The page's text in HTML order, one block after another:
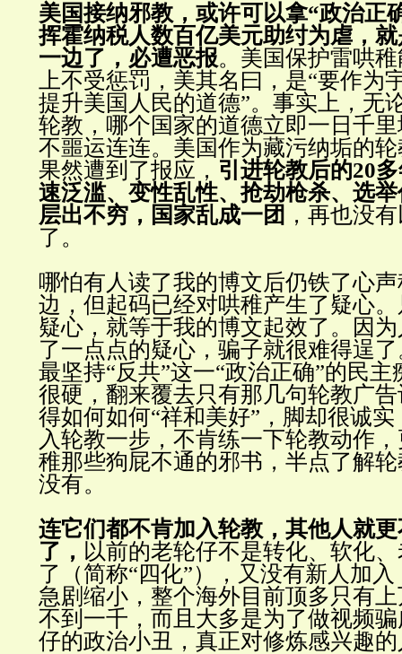
美国接纳邪教，或许可以拿“政治正
挥霍纳税人数百亿美元助纣为虐，
一边了，必遭恶报。美国保护雷哄
上不受惩罚，美其名曰，是“要作为
提升美国人民的道德”。事实上，无
轮教，哪个国家的道德立即一日千
不噩运连连。美国作为藏污纳垢的
果然遭到了报应， 引进轮教后的20
速泛滥、变性乱性、抢劫枪杀、选
层出不穷，国家乱成一团 ，再也没
了。
哪怕有人读了我的博文后仍铁了心
边，但起码已经对哄稚产生了疑心
疑心，就等于我的博文起效了。因
了一点点的疑心，骗子就很难得逞
最坚持“反共”这一“政治正确”的民
很硬，翻来覆去只有那几句轮教广
得如何如何“祥和美好”，脚却很诚
入轮教一步，不肯练一下轮教动作
稚那些狗屁不通的邪书，半点了解
没有。
连它们都不肯加入轮教，其他人就
了， 以前的老轮仔不是转化、软化
了（简称“四化”），又没有新人加
急剧缩小，整个海外目前顶多只有
不到一千，而且大多是为了做视频
仔的政治小丑，真正对修炼感兴趣